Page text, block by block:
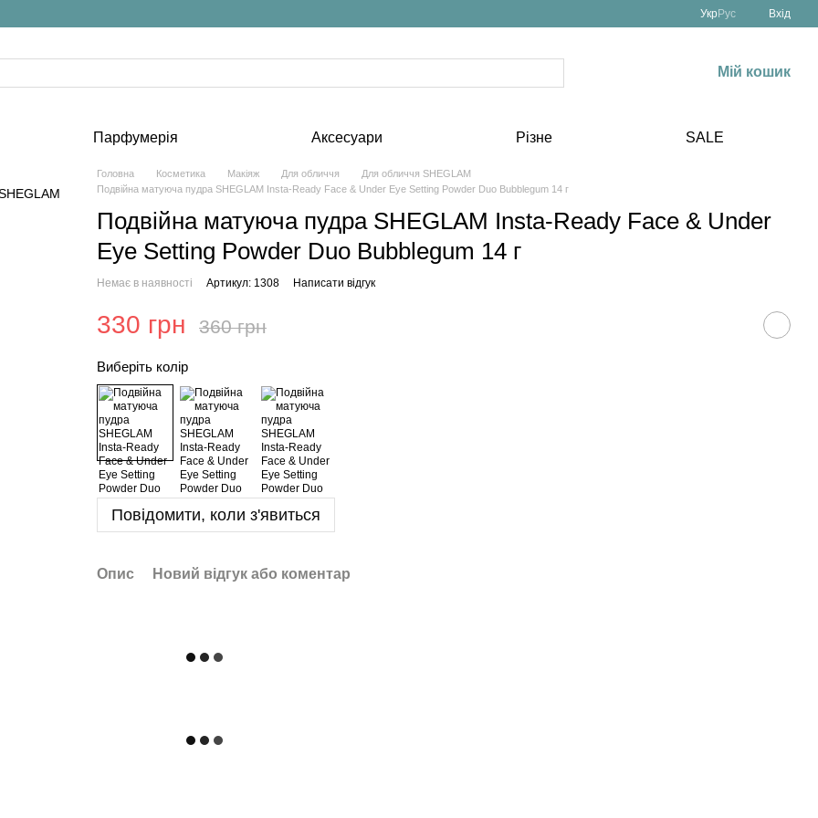
Укр Рус Вхід
Мій кошик
Парфумерія Аксесуари Різне SALE
Головна Косметика Макіяж Для обличчя
Для обличчя SHEGLAM
Подвійна матуюча пудра SHEGLAM Insta-Ready Face & Under Eye Setting Powder Duo Bubblegum 14 г
Подвійна матуюча пудра SHEGLAM Insta-Ready Face & Under
Eye Setting Powder Duo Bubblegum 14 г
Немає в наявності Артикул: 1308 Написати відгук
330 грн 360 грн
Виберіть колір
Повідомити, коли з'явиться
Опис Новий відгук або коментар